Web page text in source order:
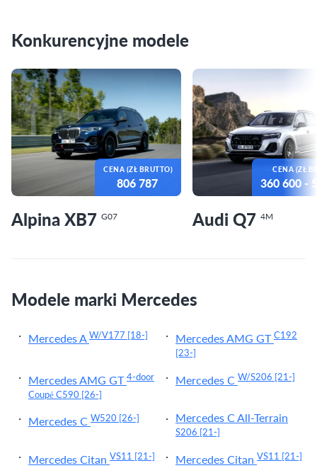
Konkurencyjne modele
CENA (ZŁ BRUTTO)
806 787
Alpina XB7 G07
CENA (ZŁ
360 600 -
Audi Q7 4M
Modele marki Mercedes
Mercedes AW/V177 [18-] Mercedes AMG GTC192
[23-]
Mercedes AMG GT4-door
Coupé C590 [26-]
Mercedes C W/S206 [21-]
Mercedes C W520 [26-] Mercedes C All-Terrain
S206 [21-]
Mercedes Citan VS11 [21-] Mercedes Citan VS11 [21-]